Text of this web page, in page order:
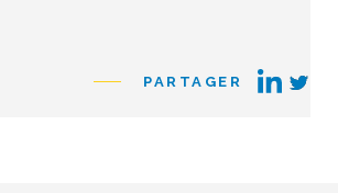
PARTAGER